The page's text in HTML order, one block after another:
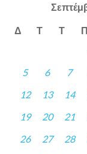
Δ Τ Τ Π
5
6 7
12
13 14
19
20 21
26
27 28